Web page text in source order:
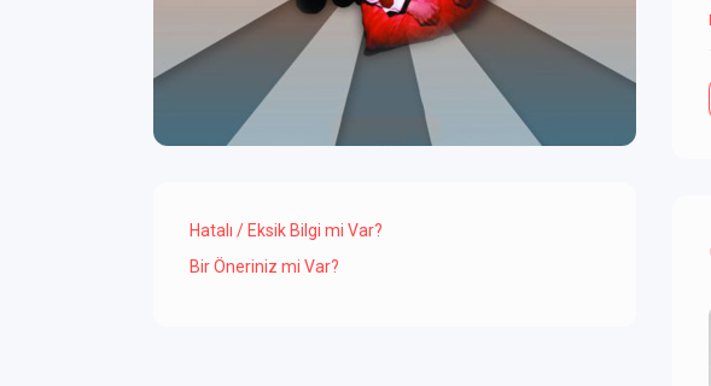
Hatalı / Eksik Bilgi mi Var?
Bir Öneriniz mi Var?